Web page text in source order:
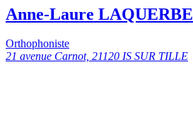
Anne-Laure LAQUERBE
Orthophoniste
21 avenue Carnot, 21120 IS SUR TILLE